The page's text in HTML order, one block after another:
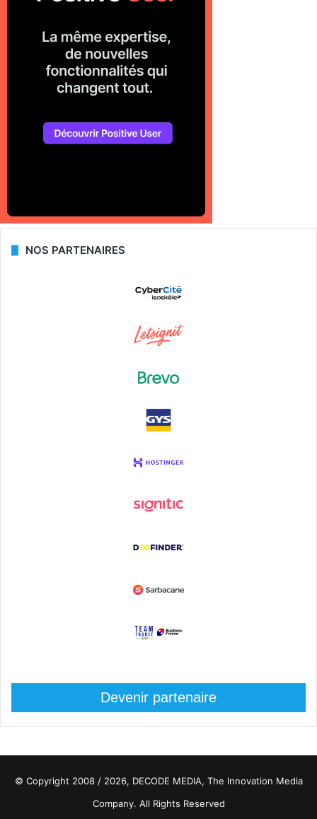
NOS PARTENAIRES
Devenir partenaire
© Copyright 2008 / 2026, DECODE MEDIA, The Innovation Media
Company. All Rights Reserved